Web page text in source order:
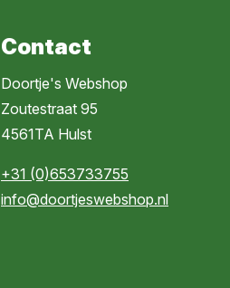
Contact
Doortje's Webshop
Zoutestraat 95
4561TA Hulst
+31 (0)653733755
info@doortjeswebshop.nl